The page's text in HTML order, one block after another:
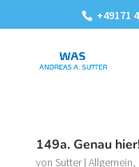
+49171
149a. Genau hier!
von Sutter| Allgemein,